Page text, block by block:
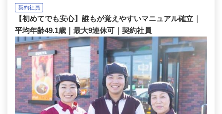
契約社員
【初めてでも安心】誰もが覚えやすいマニュアル確立｜
平均年齢49.1歳｜最大9連休可｜契約社員